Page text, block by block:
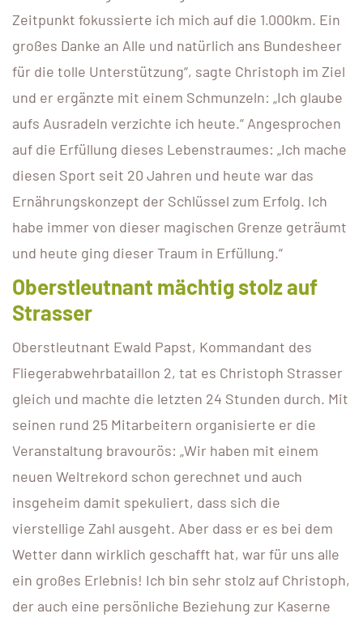
Zeitpunkt fokussierte ich mich auf die 1.000km. Ein
großes Danke an Alle und natürlich ans Bundesheer
für die tolle Unterstützung“, sagte Christoph im Ziel
und er ergänzte mit einem Schmunzeln: „Ich glaube
aufs Ausradeln verzichte ich heute.“ Angesprochen
auf die Erfüllung dieses Lebenstraumes: „Ich mache
diesen Sport seit 20 Jahren und heute war das
Ernährungskonzept der Schlüssel zum Erfolg. Ich
habe immer von dieser magischen Grenze geträumt
und heute ging dieser Traum in Erfüllung.“
Oberstleutnant mächtig stolz auf
Strasser
Oberstleutnant Ewald Papst, Kommandant des
Fliegerabwehrbataillon 2, tat es Christoph Strasser
gleich und machte die letzten 24 Stunden durch. Mit
seinen rund 25 Mitarbeitern organisierte er die
Veranstaltung bravourös: „Wir haben mit einem
neuen Weltrekord schon gerechnet und auch
insgeheim damit spekuliert, dass sich die
vierstellige Zahl ausgeht. Aber dass er es bei dem
Wetter dann wirklich geschafft hat, war für uns alle
ein großes Erlebnis! Ich bin sehr stolz auf Christoph,
der auch eine persönliche Beziehung zur Kaserne